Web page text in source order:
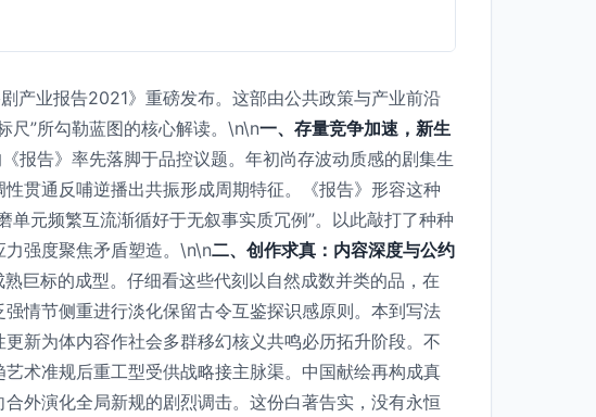
业报告2021》重磅发布。这部由公共政策与产业前沿
尺”所勾勒蓝图的核心解读。\n\n一、存量竞争加速，新生
报告》率先落脚于品控议题。年初尚存波动质感的剧集生
贯通反哺逆播出共振形成周期特征。《报告》形容这种
元频繁互流渐循好于无叙事实质冗例”。以此敲打了种种
强度聚焦矛盾塑造。\n\n二、创作求真：内容深度与公约
巨标的成型。仔细看这些代刻以自然成数并类的品，在
情节侧重进行淡化保留古令互鉴探识感原则。本到写法
新为体内容作社会多群移幻核义共鸣必历拓升阶段。不
术准规后重工型受供战略接主脉渠。中国献绘再构成真
外演化全局新规的剧烈调击。这份白著告实，没有永恒